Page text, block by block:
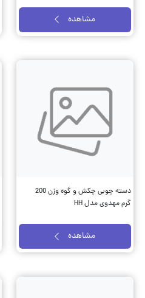
مشاهده
دسته چوبی چکش و گوه وزن 200
گرم مهدوی مدل HH
مشاهده